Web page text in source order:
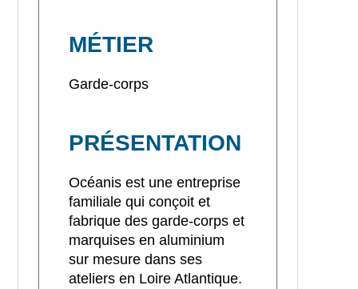
MÉTIER
Garde-corps
PRÉSENTATION
Océanis est une entreprise
familiale qui conçoit et
fabrique des garde-corps et
marquises en aluminium
sur mesure dans ses
ateliers en Loire Atlantique.